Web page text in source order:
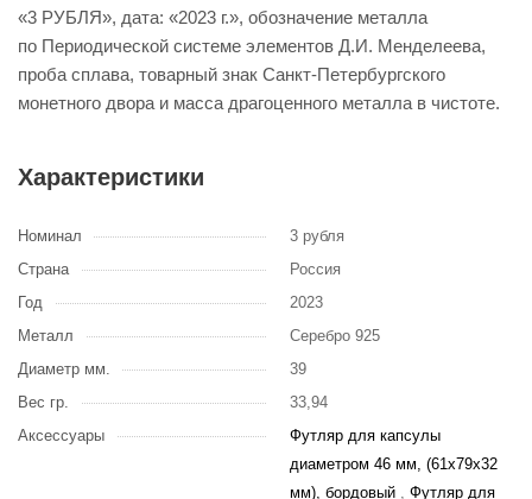
«3 РУБЛЯ», дата: «2023 г.», обозначение металла
по Периодической системе элементов Д.И. Менделеева,
проба сплава, товарный знак Санкт-Петербургского
монетного двора и масса драгоценного металла в чистоте.
Характеристики
Номинал
3 рубля
Страна
Россия
Год
2023
Металл
Серебро 925
Диаметр мм.
39
Вес гр.
33,94
Аксессуары
Футляр для капсулы
диаметром 46 мм, (61х79х32
мм), бордовый , Футляр для